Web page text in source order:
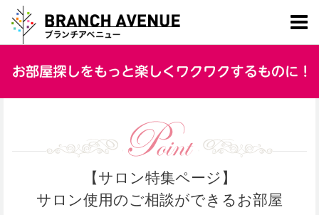
【サロン特集ページ】
サロン使用のご相談ができるお部屋